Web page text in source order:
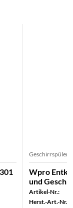
Geschirrspüler
Wpro
und
Artikel-Nr.:
Herst.-Art.-Nr.: